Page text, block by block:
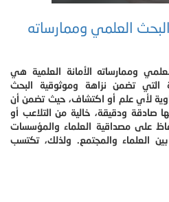
العلمي وممارساته
وممارساته الأمانة العلمية هي
التي تضمن نزاهة وموثوقية البحث
لأي علم أو اكتشاف، حيث تضمن أن
صادقة ودقيقة، خالية من التلاعب أو
على مصداقية العلماء والمؤسسات
بين العلماء والمجتمع. ولذلك، تكتسب